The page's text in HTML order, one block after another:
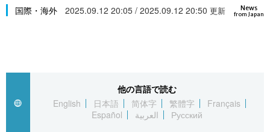
Русский
カテゴリー
経済・ビジネス
国際
トップ
アーカイブ
In-depth
Japan Data
News
from Japan
国際・海外 2025.09.12 20:05 / 2025.09.12 20:50 更新
他の言語で読む
English
日本語 简体字 繁體字
Français
Español
العربية Русский